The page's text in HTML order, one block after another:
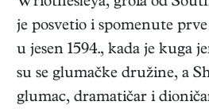
je posvetio i spomenute
u jesen 1594., kada je kuga
su se glumačke družine, a
glumac, dramatičar i